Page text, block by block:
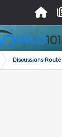
Discussions Route